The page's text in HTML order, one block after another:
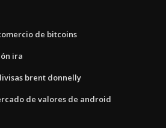
de bitcoins
ira
brent donnelly
de valores de android